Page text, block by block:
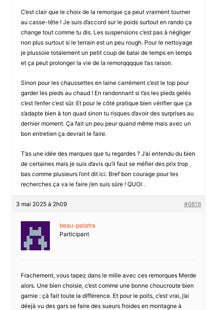
C’est clair que le choix de la remorque ça peut vraiment tourner
au casse-tête ! Je suis d’accord sur le poids surtout en rando ça
change tout comme tu dis. Les suspensions c’est pas à négliger
non plus surtout si le terrain est un peu rough. Pour le nettoyage
je plussoie totalement un petit coup de balai de temps en temps
et ça peut prolonger la vie de la remorqqqque t’as raison.
Sinon pour les chaussettes en laine carrément c’est le top pour
garder les pieds au chaud ! En randonnant si t’as les pieds gelés
c’est l’enfer c’est sûr. Et pour le côté pratique bien vérifier que ça
s’adapte bien à ton quad sinon tu risques d’avoir des surprises au
dernier moment. Ça fait un peu peur quand même mais avec un
bon entretien ça devrait le faire.
T’as une idée des marques que tu regardes ? J’ai entendu du bien
de certaines mais je suis d’avis qu’il faut se méfier des prix trop
bas comme plusieurs l’ont dit ici. Bref bon courage pour tes
recherches ça va le faire j’en suis sûre ! QUOI .
3 mai 2025 à 2h09 #6816
beau-patatra
Participant
Frachement, vous tapez dans le mille avec ces remorques Merde
alors. Une bien choisie, c’est comme une bonne choucroute bien
garnie : çà fait toute la différence. Et pour le poits, c’est vrai, j’ai
déejà vu des gars se faire des sueurs froides en montagne à